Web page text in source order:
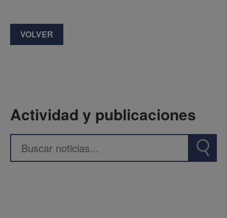
VOLVER
Actividad y publicaciones